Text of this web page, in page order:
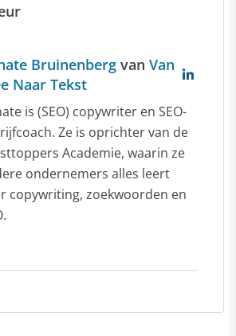
Bruinenberg van Van
Naar Tekst
is (SEO) copywriter en SEO-
Ze is oprichter van de
Academie, waarin ze
ondernemers alles leert
copywriting, zoekwoorden en